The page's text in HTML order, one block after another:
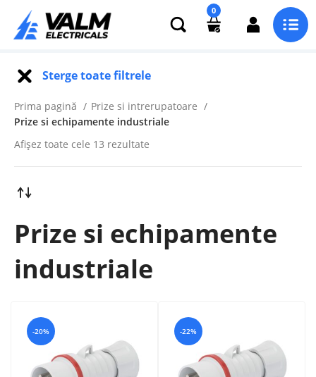
0
Sterge toate filtrele
Prima pagină
Prize si intrerupatoare
Prize si echipamente industriale
Afișez toate cele 13 rezultate
Prize si echipamente
industriale
-20% -22%